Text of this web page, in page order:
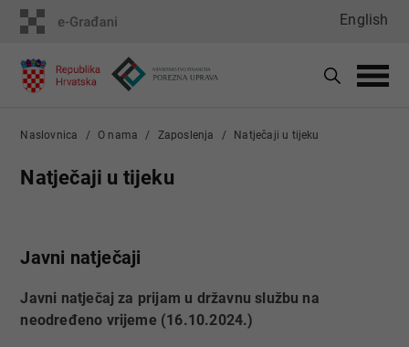
English
Naslovnica O nama Zaposlenja Natječaji u tijeku
Natječaji u tijeku
Javni natječaji
Javni natječaj za prijam u državnu službu na
neodređeno vrijeme (16.10.2024.)